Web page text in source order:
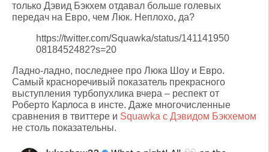
только Дэвид Бэкхем отдавал больше голевых
передач на Евро, чем Люк. Неплохо, да?
https://twitter.com/Squawka/status/141141950
0818452482?s=20
Ладно-ладно, последнее про Люка Шоу и Евро.
Самый красноречивый показатель прекрасного
выступления турбопухлика вчера – респект от
Роберто Карлоса в инсте. Даже многочисленные
сравнения в твиттере и Squawka с Дэвидом Бэкхемом
не столь показательны.